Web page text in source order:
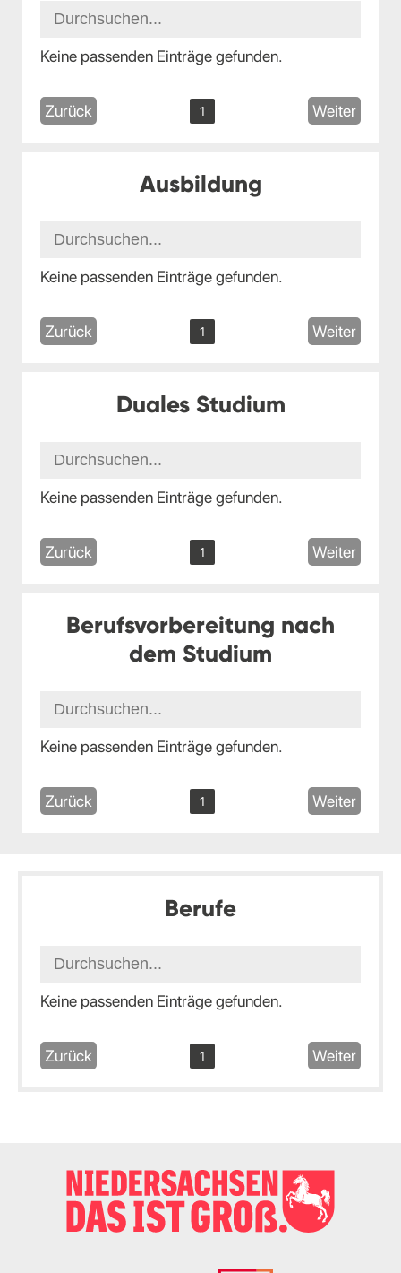
Keine passenden Einträge gefunden.
Zurück 1 Weiter
Ausbildung
Keine passenden Einträge gefunden.
Zurück 1 Weiter
Duales Studium
Keine passenden Einträge gefunden.
Zurück 1 Weiter
Berufsvorbereitung nach
dem Studium
Keine passenden Einträge gefunden.
Zurück 1 Weiter
Berufe
Keine passenden Einträge gefunden.
Zurück 1 Weiter